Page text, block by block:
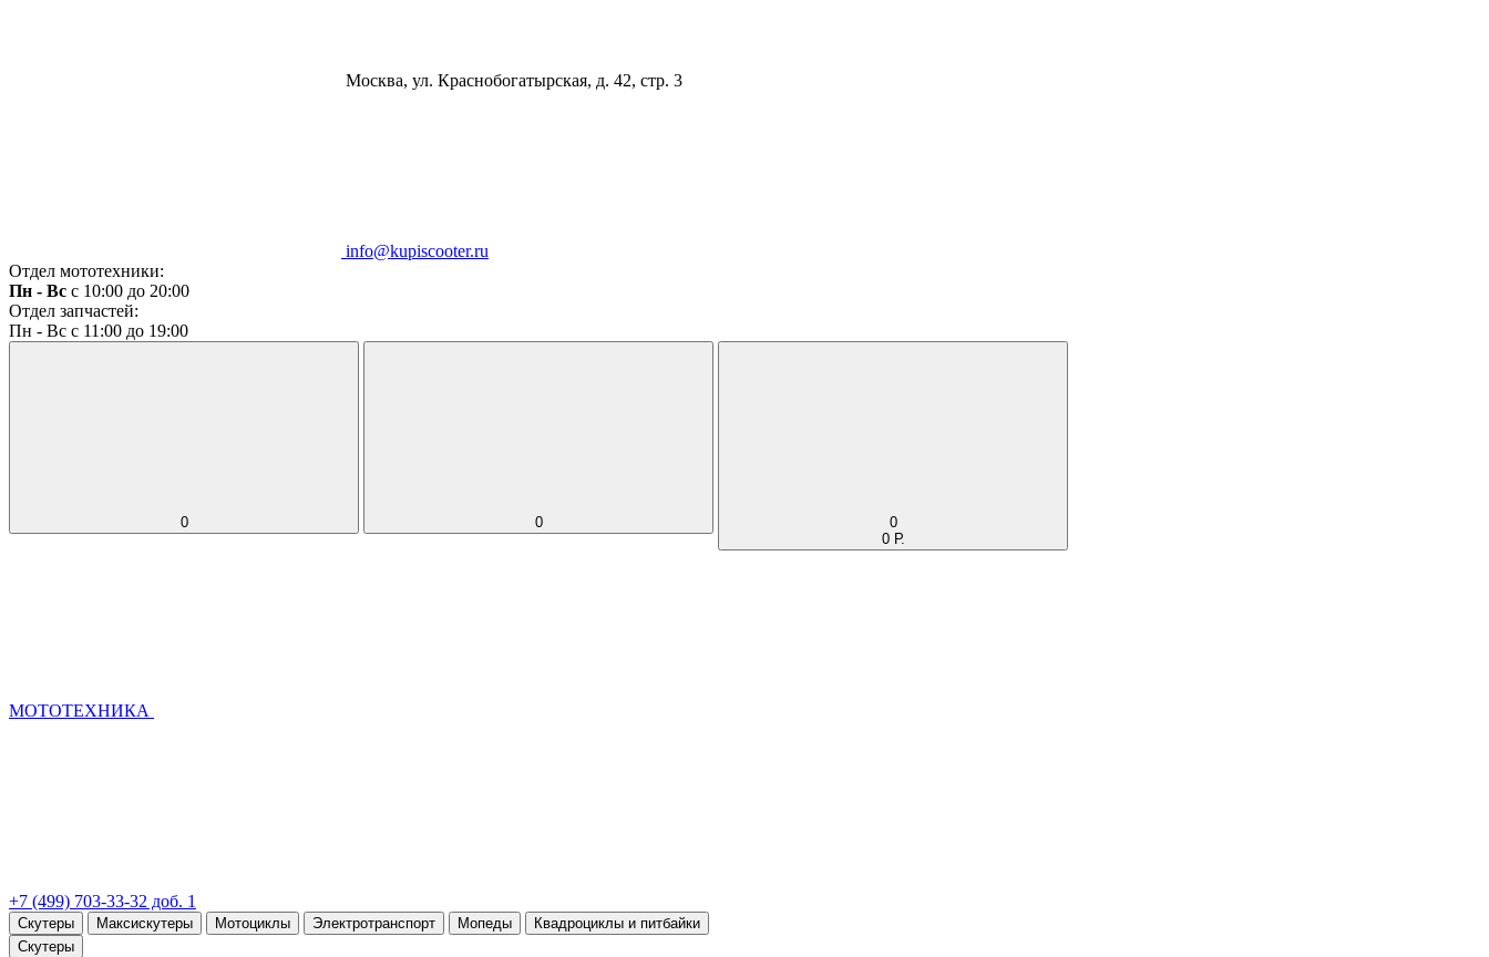
Москва, ул. Краснобогатырская, д. 42, стр. 3
info@kupiscooter.ru
Отдел мототехники:
Пн - Вс с 10:00 до 20:00
Отдел запчастей:
Пн - Вс с 11:00 до 19:00
0 0
0
0 Р.
МОТОТЕХНИКА
+7 (499) 703-33-32 доб. 1
Скутеры Максискутеры Мотоциклы Электротранспорт Мопеды
Квадроциклы и питбайки
Скутеры